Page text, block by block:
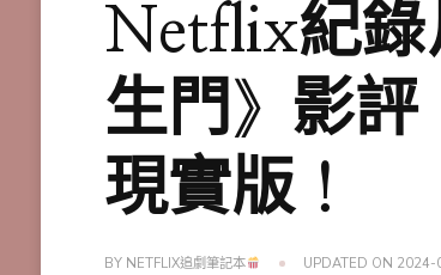
Netflix紀錄
生門》影評
現實版！
BY NETFLIX追劇筆記本 UPDATED ON 2024-